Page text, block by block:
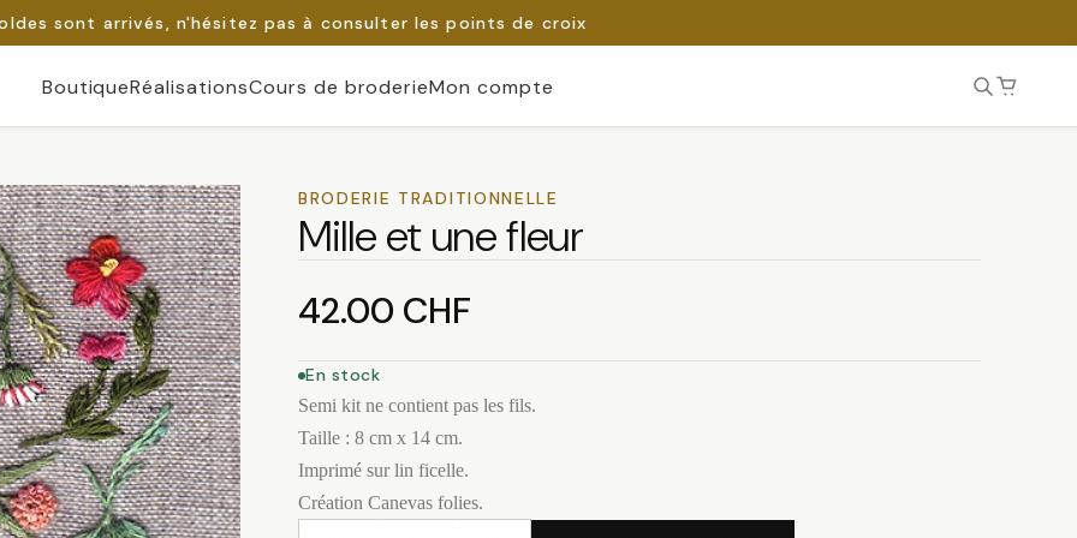
sont arrivés, n'hésitez pas à consulter les points de croix
BoutiqueRéalisationsCours de broderieMon compte
BRODERIE TRADITIONNELLE
Mille et une fleur
42.00 CHF
En stock
Semi kit ne contient pas les fils.
Taille : 8 cm x 14 cm.
Imprimé sur lin ficelle.
Création Canevas folies.